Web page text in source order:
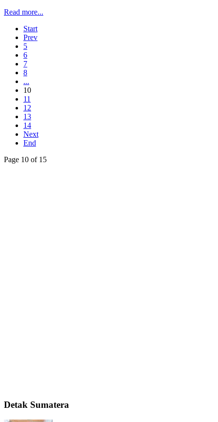
Read more...
Start
Prev
5
6
7
8
...
10
11
12
13
14
Next
End
Page 10 of 15
Detak Sumatera